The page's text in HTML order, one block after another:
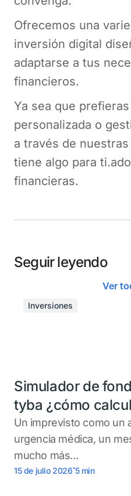
Ofrecemos una
inversión digital
adaptarse a tus
financieros.
Ya sea que
personalizada o
a través de
tiene algo para
financieras.
Seguir leyendo
Ver
Inversiones
Simulador de
tyba ¿cómo
Un imprevisto como un
urgencia médica, un
mucho más...
15 de julio 2026.5 min